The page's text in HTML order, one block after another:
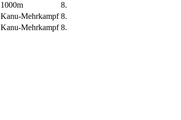
1000m
8.
Kanu-Mehrkampf 8.
Kanu-Mehrkampf 8.